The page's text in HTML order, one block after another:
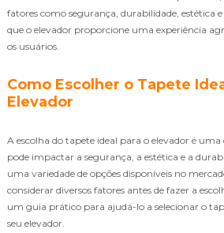
fatores como segurança, durabilidade, estética
que o elevador proporcione uma experiência
os usuários.
Como Escolher o Tapete
Elevador
A escolha do tapete ideal para o elevador é
pode impactar a segurança, a estética e a
uma variedade de opções disponíveis no
considerar diversos fatores antes de fazer a
um guia prático para ajudá-lo a selecionar o
seu elevador.